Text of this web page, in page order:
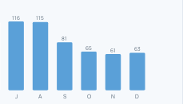
J
116
A
115
S
81
O
65
N
61
D
63